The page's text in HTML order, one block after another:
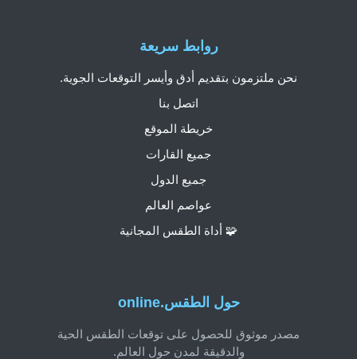
حول الطقس.online
مصدر موثوق للحصول على توقعات الطقس الحية
والدقيقة لمدن حول العالم.
روابط سريعة
نحن ملتزمون بتقديم أدق وأيسر التوقعات الجوية.
اتصل بنا
خريطة الموقع
جميع القارات
جميع الدول
عواصم العالم
🧩 أداة الطقس المجانية